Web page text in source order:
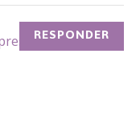
04/02/2010
RESPONDER